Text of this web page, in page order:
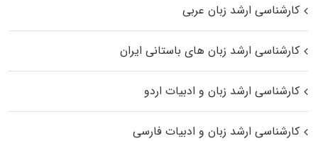
کارشناسی ارشد زبان عربی
کارشناسی ارشد زبان‌ های باستانی ایران
کارشناسی ارشد زبان و ادبیات اردو
کارشناسی ارشد زبان و ادبیات فارسی